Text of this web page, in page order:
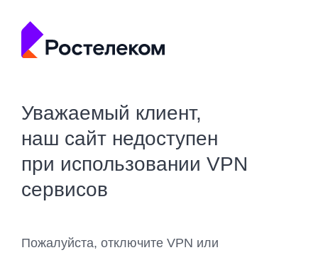
Уважаемый клиент,
наш сайт недоступен
при использовании VPN
сервисов
Пожалуйста, отключите VPN или